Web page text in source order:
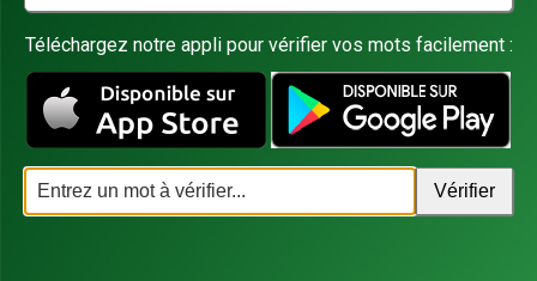
Téléchargez notre appli pour vérifier vos mots facilement :